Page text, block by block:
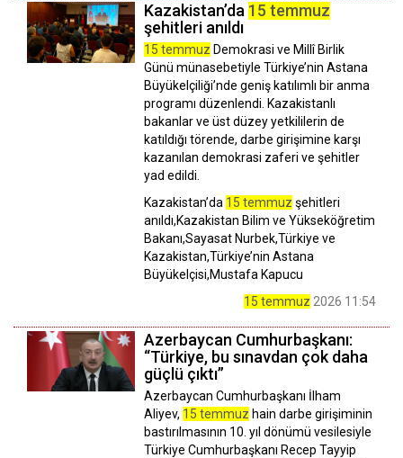
Kazakistan’da 15 temmuz
şehitleri anıldı
15 temmuz Demokrasi ve Millî Birlik
Günü münasebetiyle Türkiye’nin Astana
Büyükelçiliği’nde geniş katılımlı bir anma
programı düzenlendi. Kazakistanlı
bakanlar ve üst düzey yetkililerin de
katıldığı törende, darbe girişimine karşı
kazanılan demokrasi zaferi ve şehitler
yad edildi.
Kazakistan’da 15 temmuz şehitleri
anıldı,Kazakistan Bilim ve Yükseköğretim
Bakanı,Sayasat Nurbek,Türkiye ve
Kazakistan,Türkiye’nin Astana
Büyükelçisi,Mustafa Kapucu
15 temmuz 2026 11:54
Azerbaycan Cumhurbaşkanı:
“Türkiye, bu sınavdan çok daha
güçlü çıktı”
Azerbaycan Cumhurbaşkanı İlham
Aliyev, 15 temmuz hain darbe girişiminin
bastırılmasının 10. yıl dönümü vesilesiyle
Türkiye Cumhurbaşkanı Recep Tayyip